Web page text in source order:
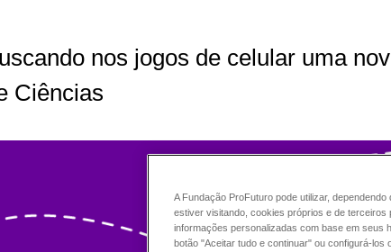
nos jogos de celular uma
Ciências
A Fundação ProFuturo pode utilizar,
estiver visitando, cookies próprios e de
informações personalizadas com base em seus
botão "Aceitar tudo e continuar" ou configurá-los